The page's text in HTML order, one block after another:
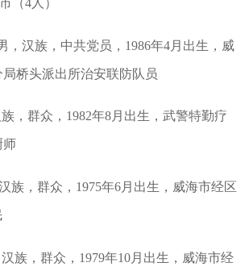
，汉族，中共党员，1986年4月出生，威
桥头派出所治安联防队员
，群众，1982年8月出生，武警特勤疗
师
族，群众，1975年6月出生，威海市经区
族，群众，1979年10月出生，威海市经